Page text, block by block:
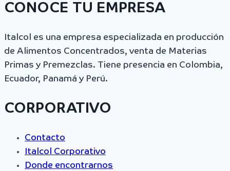
CONOCE TU EMPRESA
Italcol es una empresa especializada en producción
de Alimentos Concentrados, venta de Materias
Primas y Premezclas. Tiene presencia en Colombia,
Ecuador, Panamá y Perú.
CORPORATIVO
Contacto
Italcol Corporativo
Donde encontrarnos